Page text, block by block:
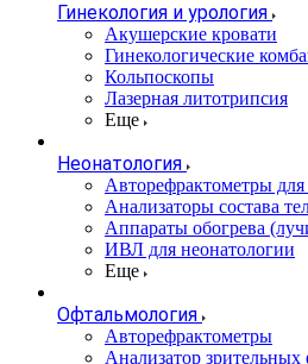
Гинекология и урология
Акушерские кровати
Гинекологические
Кольпоскопы
Лазерная литотрипсия
Еще
Неонатология
Авторефрактометры
Анализаторы состава
Аппараты обогрева
ИВЛ для неонатологии
Еще
Офтальмология
Авторефрактометры
Анализатор